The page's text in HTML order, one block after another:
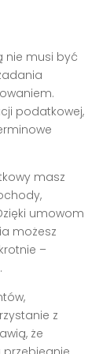
nie musi być
podatkowej,
masz
umowom
możesz
–
z
że